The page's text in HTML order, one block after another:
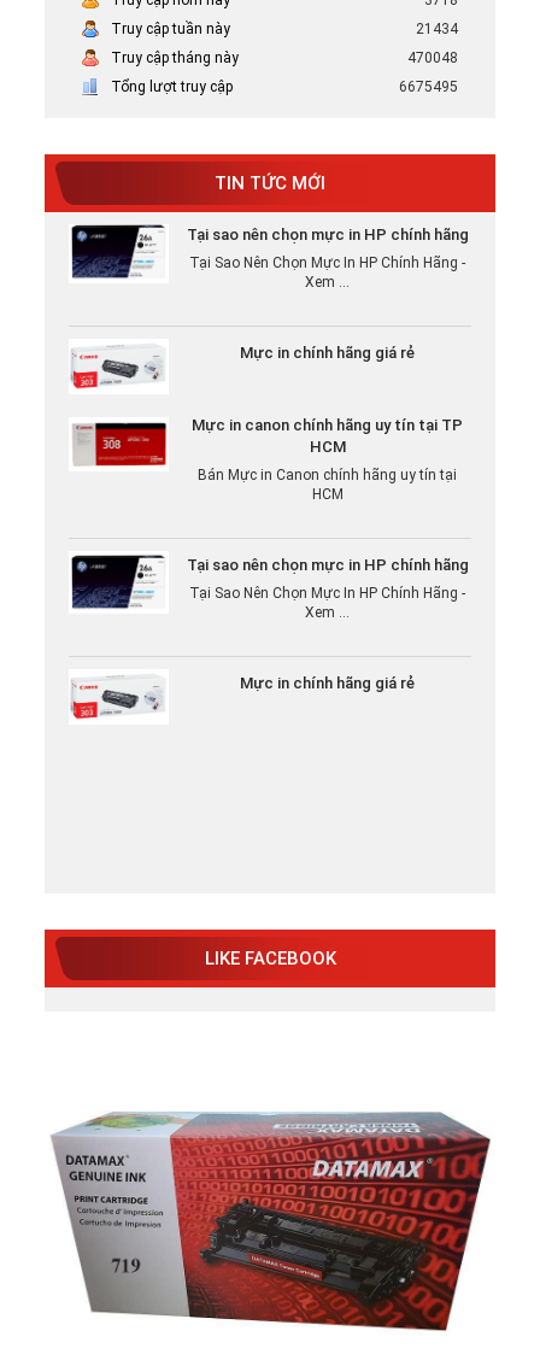
Truy cập tuần này
21434
Truy cập tháng này
470048
Tổng lượt truy cập
6675495
TIN TỨC MỚI
Mực in canon chính hãng uy tín tại TP
HCM
Xem ...
HCM
HCM
Xem ...
LIKE FACEBOOK